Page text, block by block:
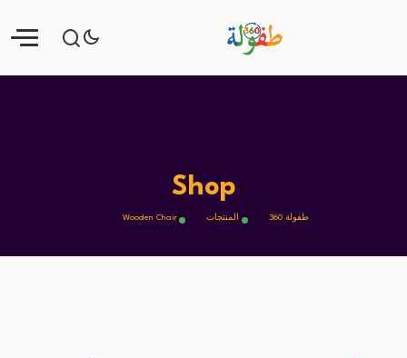
Shop
طفولة 360 المنتجات Wooden Chair